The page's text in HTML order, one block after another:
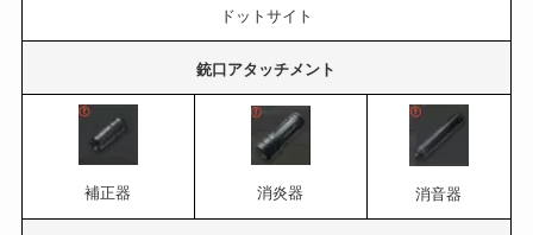
ドットサイト
銃口アタッチメント
補正器 消炎器 消音器